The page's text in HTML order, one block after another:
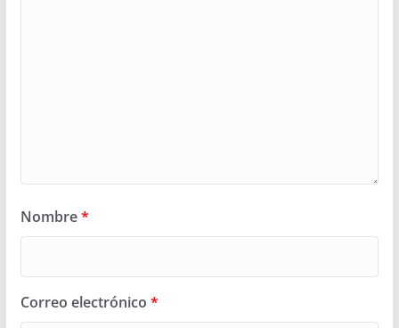
Nombre*
Correo electrónico *